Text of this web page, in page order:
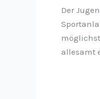
Der
allesamt